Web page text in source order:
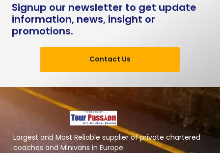
Signup our newsletter to get update
information, news, insight or
promotions.
Contact Us
Largest and Most Reliable supplier of private chartered
coaches and Minivans in Europe.